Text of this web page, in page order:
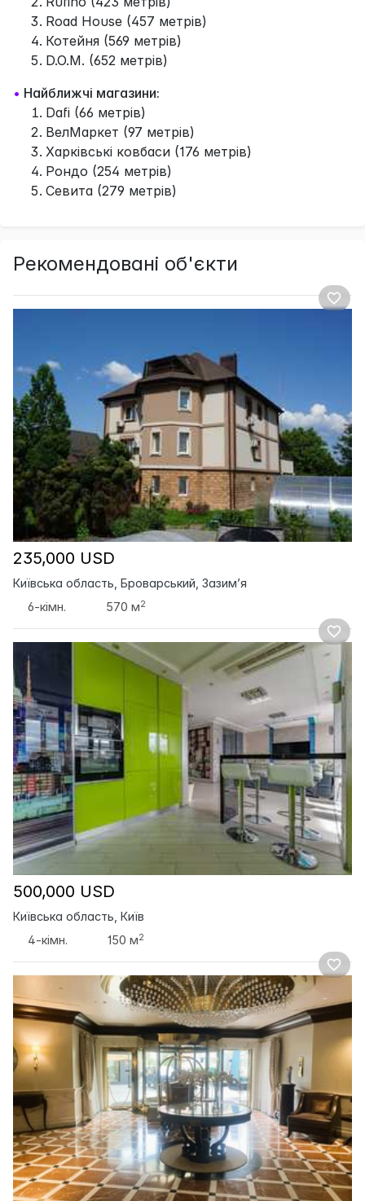
Road House (457 метрів)
Котейня (569 метрів)
D.O.M. (652 метрів)
• Найближчі магазини:
Dafi (66 метрів)
ВелМаркет (97 метрів)
Харківські ковбаси (176 метрів)
Рондо (254 метрів)
Севита (279 метрів)
Рекомендовані об'єкти
235,000 USD
Київська область, Броварський, Зазим’я
6-кімн.
570 м2
500,000 USD
Київська область, Київ
4-кімн.
150 м2